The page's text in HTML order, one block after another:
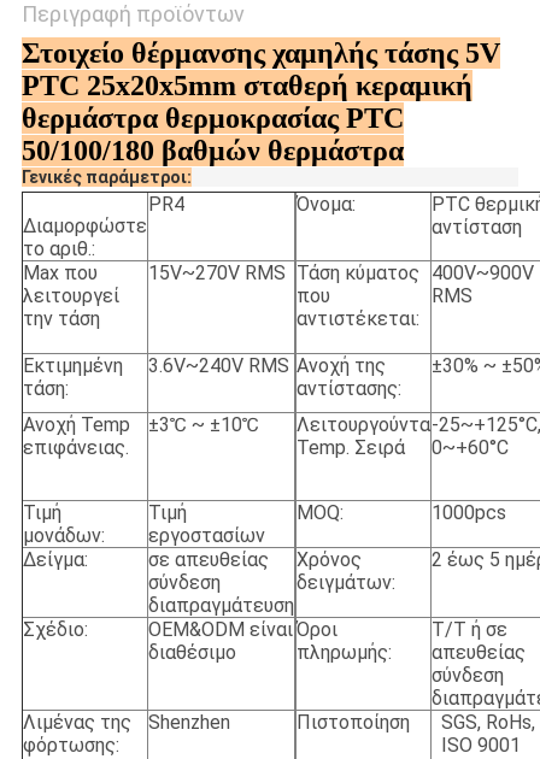
Περιγραφή προϊόντων
Στοιχείο θέρμανσης χαμηλής τάσης 5V
PTC 25x20x5mm σταθερή κεραμική
θερμάστρα θερμοκρασίας PTC
50/100/180 βαθμών θερμάστρα
Γενικές παράμετροι:
Διαμορφώστε
το αριθ.:
PR4 Όνομα:
PTC
αντίσταση
Max που
λειτουργεί
την τάση
15V~270V RMS Τάση κύματος
που
αντιστέκεται:
400V~900V
RMS
Εκτιμημένη
τάση:
3.6V~240V RMS Ανοχή της
αντίστασης:
±30% ~
Ανοχή Temp
επιφάνειας.
±3℃ ~ ±10℃
Λειτουργούντα
Temp. Σειρά
-25~+125°C,
0~+60°C
Τιμή
μονάδων:
Τιμή
εργοστασίων
MOQ: 1000pcs
Δείγμα:
σε απευθείας
σύνδεση
διαπραγμάτευση
Χρόνος
δειγμάτων:
2 έως 5
Σχέδιο:
OEM&ODM είναι
διαθέσιμο
Όροι
πληρωμής:
T/T ή σε
απευθείας
σύνδεση
Λιμένας της
φόρτωσης:
Shenzhen Πιστοποίηση
SGS, RoHs,
ISO 9001